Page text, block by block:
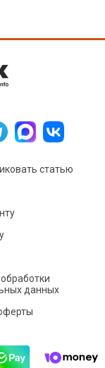
статью
данных